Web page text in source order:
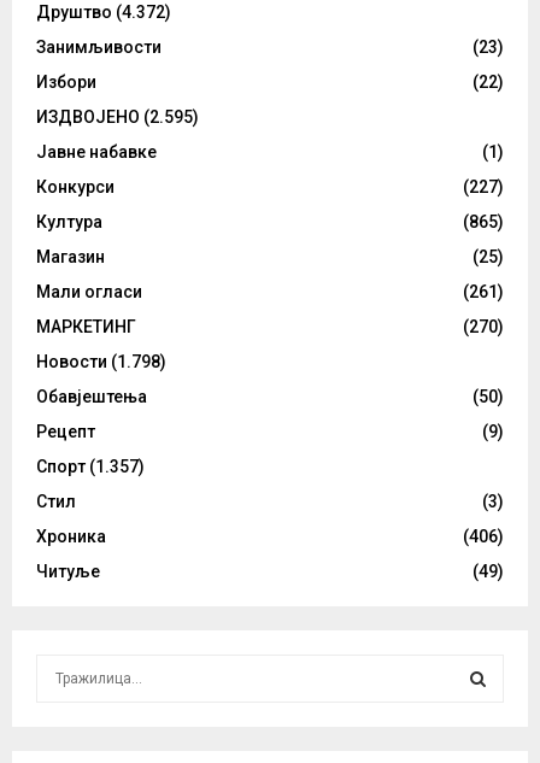
Друштво (4.372)
Занимљивости
(23)
Избори
(22)
ИЗДВОЈЕНО (2.595)
Јавне набавке
(1)
Конкурси
(227)
Култура
(865)
Магазин
(25)
Мали огласи
(261)
МАРКЕТИНГ
(270)
Новости (1.798)
Обавјештења
(50)
Рецепт
(9)
Спорт (1.357)
Стил
(3)
Хроника
(406)
Читуље
(49)